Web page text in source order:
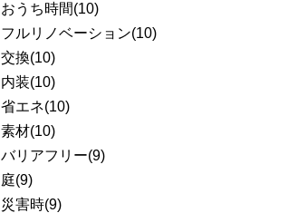
おうち時間(10)
フルリノベーション(10)
交換(10)
内装(10)
省エネ(10)
素材(10)
バリアフリー(9)
庭(9)
災害時(9)